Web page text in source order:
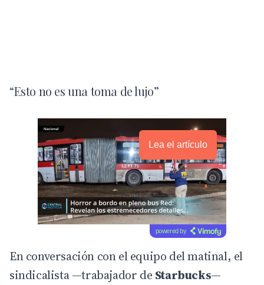
“Esto no es una toma de lujo”
Lea el artículo
powered by
En conversación con el equipo del matinal, el
sindicalista —trabajador de Starbucks—